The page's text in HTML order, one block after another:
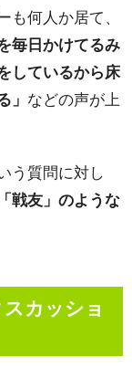
何人か居て、
毎日かけてるみ
しているから床
」 などの声が上
う質問に対し
戦友」のような
カッショ